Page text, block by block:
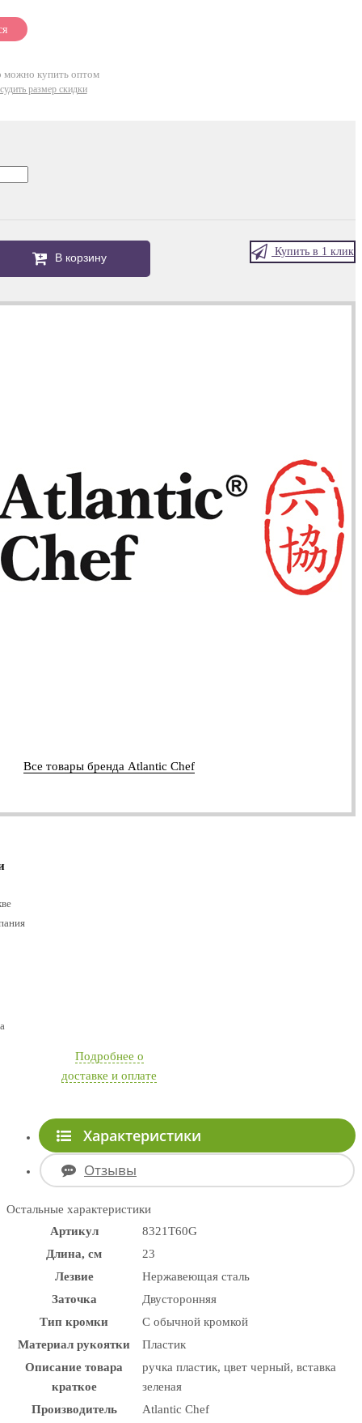
можно купить оптом
размер скидки
В корзину Купить в 1 клик
Все товары бренда Atlantic Chef
Подробнее о
доставке и оплате
Характеристики
Отзывы
Остальные характеристики
Артикул
8321T60G
Длина, см
23
Лезвие
Нержавеющая сталь
Заточка
Двусторонняя
Тип кромки
С обычной кромкой
Материал рукоятки
Пластик
Описание товара
краткое
ручка пластик, цвет черный, вставка
зеленая
Производитель
Atlantic Chef